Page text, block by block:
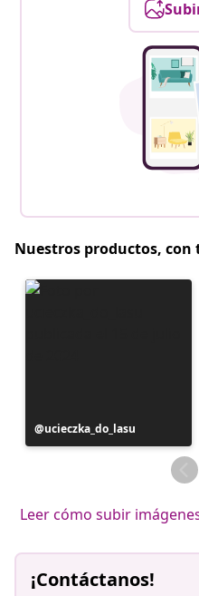
Nuestros productos,
Publicación
realizada
ucieczka_do_lasu
Leer cómo subir
¡Contáctanos!